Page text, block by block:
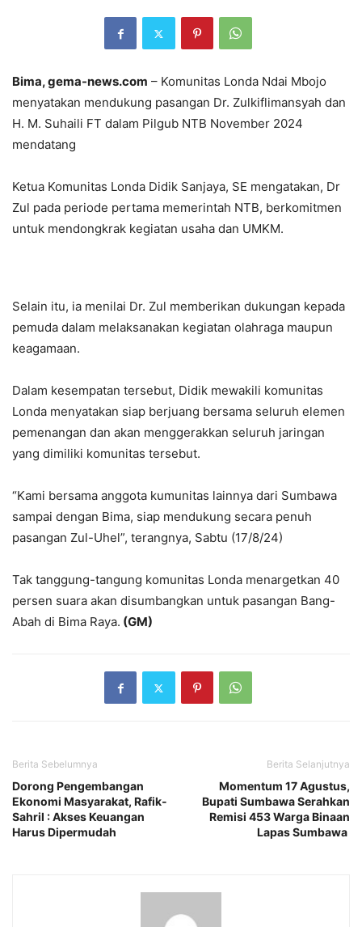
Bima, gema-news.com – Komunitas Londa Ndai Mbojo
menyatakan mendukung pasangan Dr. Zulkiflimansyah dan
H. M. Suhaili FT dalam Pilgub NTB November 2024
mendatang
Ketua Komunitas Londa Didik Sanjaya, SE mengatakan, Dr
Zul pada periode pertama memerintah NTB, berkomitmen
untuk mendongkrak kegiatan usaha dan UMKM.
Selain itu, ia menilai Dr. Zul memberikan dukungan kepada
pemuda dalam melaksanakan kegiatan olahraga maupun
keagamaan.
Dalam kesempatan tersebut, Didik mewakili komunitas
Londa menyatakan siap berjuang bersama seluruh elemen
pemenangan dan akan menggerakkan seluruh jaringan
yang dimiliki komunitas tersebut.
“Kami bersama anggota kumunitas lainnya dari Sumbawa
sampai dengan Bima, siap mendukung secara penuh
pasangan Zul-Uhel”, terangnya, Sabtu (17/8/24)
Tak tanggung-tangung komunitas Londa menargetkan 40
persen suara akan disumbangkan untuk pasangan Bang-
Abah di Bima Raya. (GM)
Berita Sebelumnya
Dorong Pengembangan
Ekonomi Masyarakat, Rafik-
Sahril : Akses Keuangan
Harus Dipermudah
Berita Selanjutnya
Momentum 17 Agustus,
Bupati Sumbawa Serahkan
Remisi 453 Warga Binaan
Lapas Sumbawa